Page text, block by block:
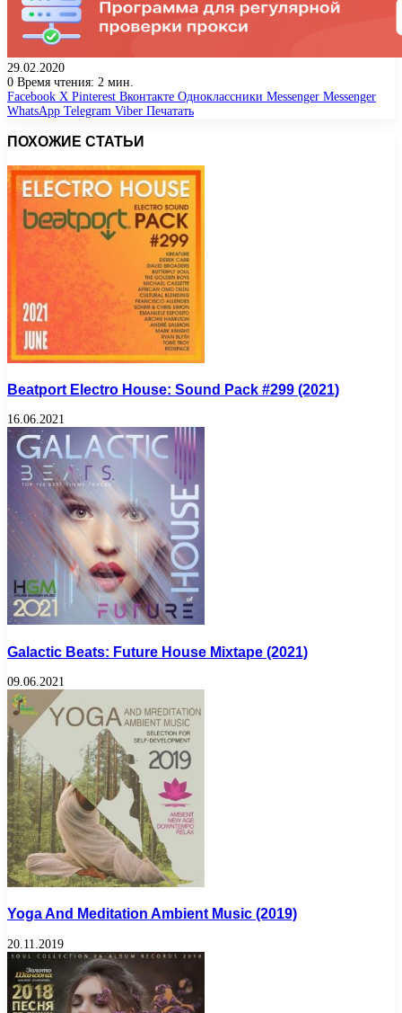
29.02.2020
0 Время чтения: 2 мин.
Facebook X Pinterest Вконтакте Одноклассники Messenger Messenger
WhatsApp Telegram Viber Печатать
ПОХОЖИЕ СТАТЬИ
Beatport Electro House: Sound Pack #299 (2021)
16.06.2021
Galactic Beats: Future House Mixtape (2021)
09.06.2021
Yoga And Meditation Ambient Music (2019)
20.11.2019